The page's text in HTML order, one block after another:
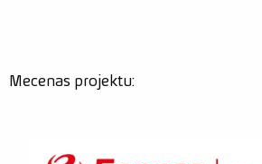
Mecenas projektu: